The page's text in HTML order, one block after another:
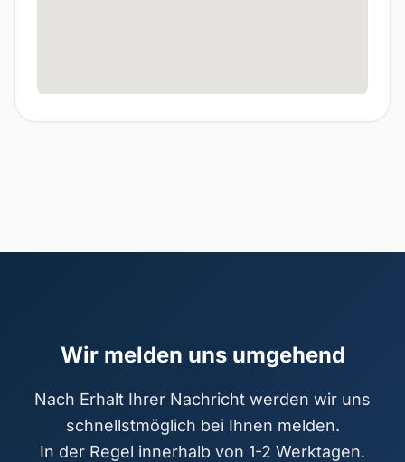
Wir melden uns umgehend
Nach Erhalt Ihrer Nachricht werden wir uns
schnellstmöglich bei Ihnen melden.
In der Regel innerhalb von 1-2 Werktagen.